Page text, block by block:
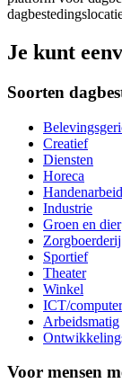
Je kunt
Soorten
Creatief
Diensten
Horeca
Handenarbeid
Industrie
Groen en dier
Zorgboerderij
Sportief
Theater
Winkel
ICT/
Arbeidsmatig
Voor mensen